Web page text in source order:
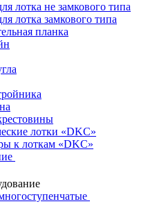
лотка не замкового типа
лотка замкового типа
планка
лотки «DKC»
к лоткам «DKC»